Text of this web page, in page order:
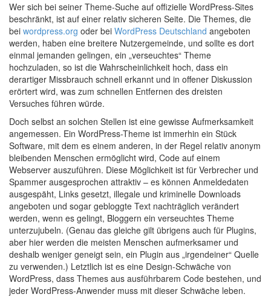
Wer sich bei seiner Theme-Suche auf offizielle WordPress-Sites
beschränkt, ist auf einer relativ sicheren Seite. Die Themes, die
bei wordpress.org oder bei WordPress Deutschland angeboten
werden, haben eine breitere Nutzergemeinde, und sollte es dort
einmal jemanden gelingen, ein „verseuchtes“ Theme
hochzuladen, so ist die Wahrscheinlichkeit hoch, dass ein
derartiger Missbrauch schnell erkannt und in offener Diskussion
erörtert wird, was zum schnellen Entfernen des dreisten
Versuches führen würde.
Doch selbst an solchen Stellen ist eine gewisse Aufmerksamkeit
angemessen. Ein WordPress-Theme ist immerhin ein Stück
Software, mit dem es einem anderen, in der Regel relativ anonym
bleibenden Menschen ermöglicht wird, Code auf einem
Webserver auszuführen. Diese Möglichkeit ist für Verbrecher und
Spammer ausgesprochen attraktiv – es können Anmeldedaten
ausgespäht, Links gesetzt, illegale und kriminelle Downloads
angeboten und sogar gebloggte Text nachträglich verändert
werden, wenn es gelingt, Bloggern ein verseuchtes Theme
unterzujubeln. (Genau das gleiche gilt übrigens auch für Plugins,
aber hier werden die meisten Menschen aufmerksamer und
deshalb weniger geneigt sein, ein Plugin aus „irgendeiner“ Quelle
zu verwenden.) Letztlich ist es eine Design-Schwäche von
WordPress, dass Themes aus ausführbarem Code bestehen, und
jeder WordPress-Anwender muss mit dieser Schwäche leben.